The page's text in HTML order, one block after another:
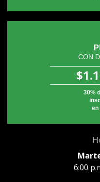
CON
30%
en
6:00